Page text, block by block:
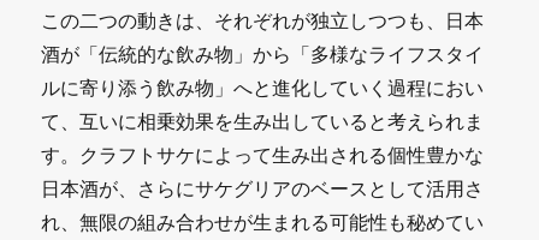
この二つの動きは、それぞれが独立しつつも、日本
酒が「伝統的な飲み物」から「多様なライフスタイ
ルに寄り添う飲み物」へと進化していく過程におい
て、互いに相乗効果を生み出していると考えられま
す。クラフトサケによって生み出される個性豊かな
日本酒が、さらにサケグリアのベースとして活用さ
れ、無限の組み合わせが生まれる可能性も秘めてい